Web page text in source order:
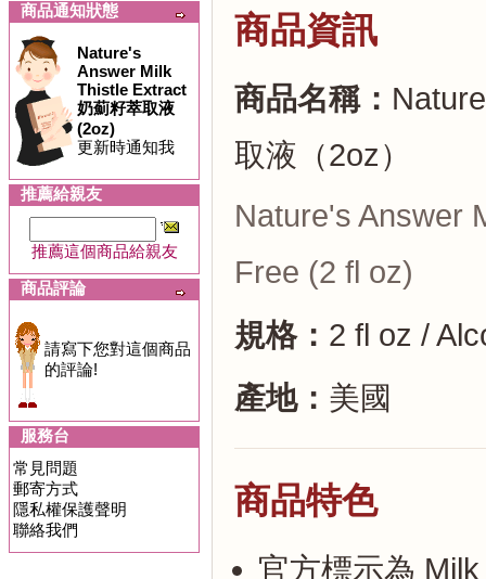
商品通知狀態
Nature's
Answer Milk
Thistle Extract
奶薊籽萃取液
(2oz)
更新時通知我
推薦給親友
推薦這個商品給親友
商品評論
請寫下您對這個商品
的評論!
服務台
常見問題
郵寄方式
隱私權保護聲明
聯絡我們
商品資訊
商品名稱：
取液（2oz）
Nature's Answer
Free (2 fl oz)
規格： 2 fl oz /
產地： 美國
商品特色
官方標示為